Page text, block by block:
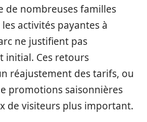
de nombreuses familles
activités payantes à
ne justifient pas
initial. Ces retours
réajustement des tarifs, ou
promotions saisonnières
de visiteurs plus important.